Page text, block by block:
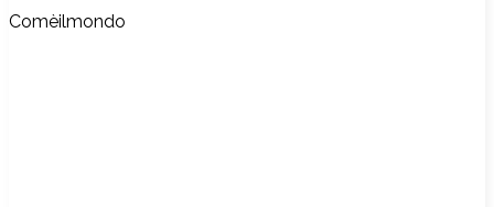
Comèilmondo